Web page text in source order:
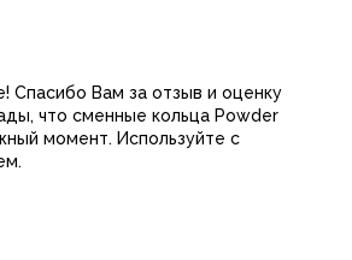
Спасибо Вам за отзыв и оценку
что сменные кольца Powder
момент. Используйте с